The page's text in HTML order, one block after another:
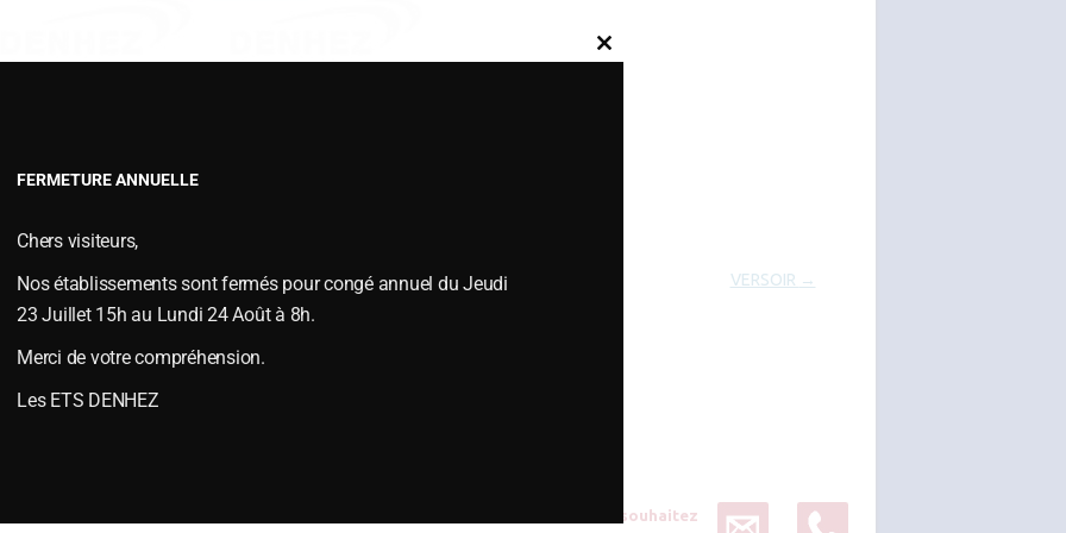
VERSOIRS TYPE JOUTEL
VERSOIRS TYPE VIAUD
VERSOIR →
Vous souhaitez
FERMETURE ANNUELLE
Chers visiteurs,
Nos établissements sont fermés pour congé annuel du Jeudi
23 Juillet 15h au Lundi 24 Août à 8h.
Merci de votre compréhension.
Les ETS DENHEZ